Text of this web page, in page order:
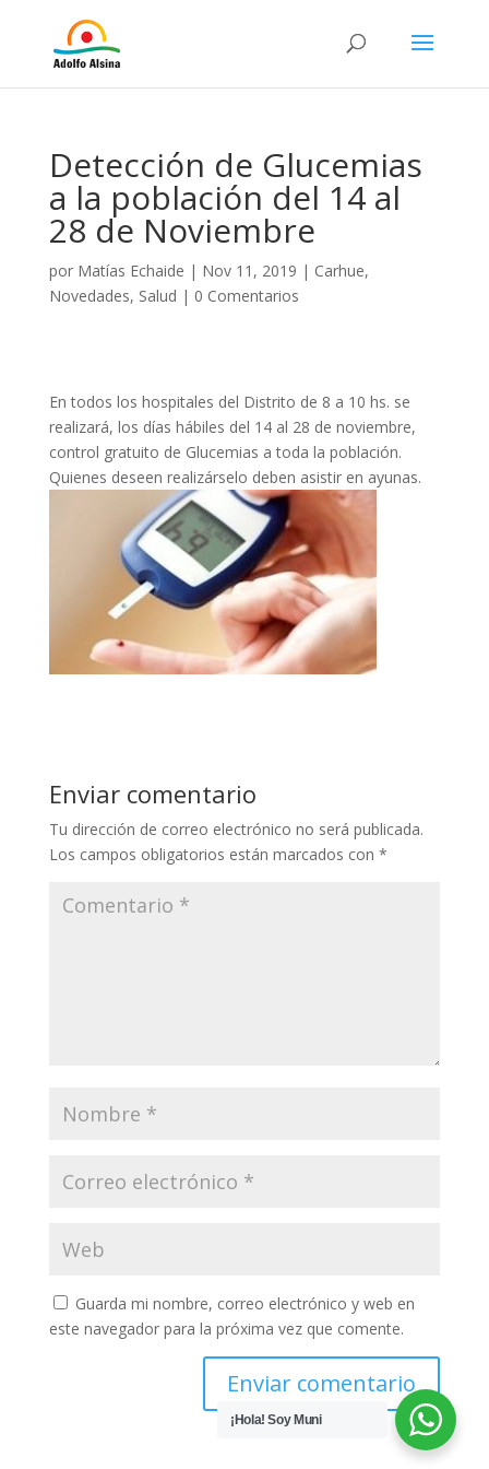
Detección de Glucemias
a la población del 14 al
28 de Noviembre
por Matías Echaide | Nov 11, 2019 | Carhue,
Novedades, Salud | 0 Comentarios
En todos los hospitales del Distrito de 8 a 10 hs. se
realizará, los días hábiles del 14 al 28 de noviembre,
control gratuito de Glucemias a toda la población.
Quienes deseen realizárselo deben asistir en ayunas.
Enviar comentario
Tu dirección de correo electrónico no será publicada.
Los campos obligatorios están marcados con *
Guarda mi nombre, correo electrónico y web en
este navegador para la próxima vez que comente.
¡Hola! Soy Muni